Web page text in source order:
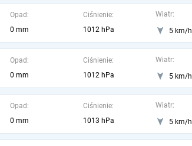
Opad:
0 mm
Ciśnienie:
1012 hPa
Wiatr:
5 km/h
Opad:
0 mm
Ciśnienie:
1012 hPa
Wiatr:
5 km/h
Opad:
0 mm
Ciśnienie:
1013 hPa
Wiatr:
5 km/h